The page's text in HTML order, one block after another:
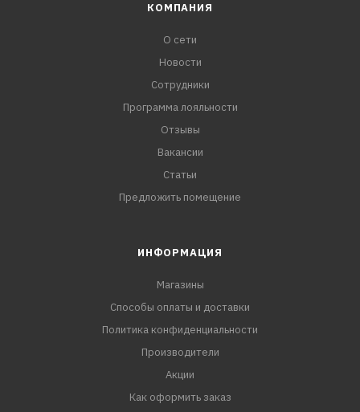
КОМПАНИЯ
О сети
Новости
Сотрудники
Программа лояльности
Отзывы
Вакансии
Статьи
Предложить помещение
ИНФОРМАЦИЯ
Магазины
Способы оплаты и доставки
Политика конфиденциальности
Производители
Акции
Как оформить заказ